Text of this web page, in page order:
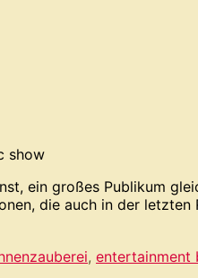
ein großes Publikum
die auch in der
, entertainment